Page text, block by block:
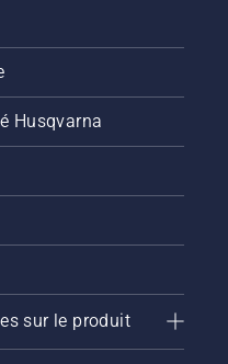
Husqvarna
sur le produit